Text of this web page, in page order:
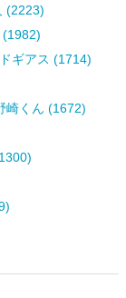
(2223)
(1982)
ギアス (1714)
崎くん (1672)